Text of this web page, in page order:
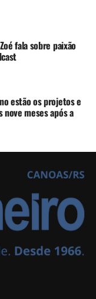
fala sobre paixão
estão os projetos e
nove meses após a